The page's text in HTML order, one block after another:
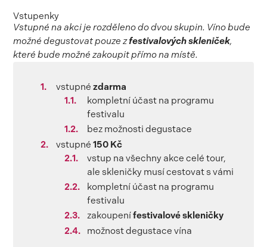
Vstupenky
Vstupné na akci je rozděleno do dvou skupin. Víno bude
možné degustovat pouze zfestivalových skleniček,
které bude možné zakoupit přímo na místě.
vstupné zdarma
kompletní účast na programu
festivalu
bez možnosti degustace
vstupné 150 Kč
vstup na všechny akce celé tour,
ale skleničky musí cestovat s vámi
kompletní účast na programu
festivalu
zakoupenífestivalové skleničky
možnost degustace vína